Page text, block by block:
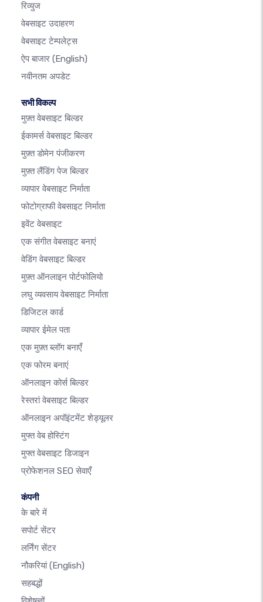
रिव्युज
वेबसाइट उदाहरण
वेबसाइट टेम्पलेट्स
ऐप बाजार (English)
नवीनतम अपडेट
सभी विकल्प
मुफ़्त वेबसाइट बिल्डर
ईकामर्स वेबसाइट बिल्डर
मुफ़्त डोमेन पंजीकरण
मुफ़्त लैंडिंग पेज बिल्डर
व्यापार वेबसाइट निर्माता
फोटोग्राफी वेबसाइट निर्माता
इवेंट वेबसाइट
एक संगीत वेबसाइट बनाएं
वेडिंग वेबसाइट बिल्डर
मुफ़्त ऑनलाइन पोर्टफोलियो
लघु व्यवसाय वेबसाइट निर्माता
डिजिटल कार्ड
व्यापार ईमेल पता
एक मुफ़्त ब्लॉग बनाएँ
एक फोरम बनाएं
ऑनलाइन कोर्स बिल्डर
रेस्तरां वेबसाइट बिल्डर
ऑनलाइन अपॉइंटमेंट शेड्यूलर
मुफ्त वेब होस्टिंग
मुफ्त वेबसाइट डिजाइन
प्रोफेशनल SEO सेवाएँ
कंपनी
के बारे में
सपोर्ट सेंटर
लर्निंग सेंटर
नौकरियां(English)
सहबद्धों